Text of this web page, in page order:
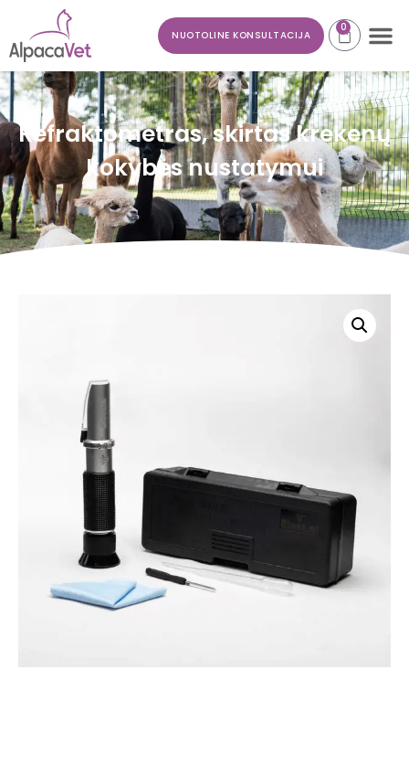
NUOTOLINE KONSULTACIJA
0
Refraktometras, skirtas krekenų
kokybės nustatymui